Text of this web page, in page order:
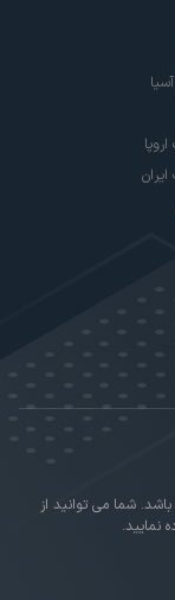
شما می توانید از
نمایید.